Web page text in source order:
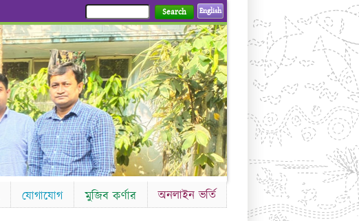
Search English
যোগাযোগ মুজিব কর্ণার অনলাইন ভর্তি